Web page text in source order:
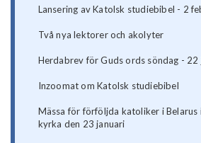
Lansering av Katolsk studiebibel - 2
Två nya lektorer och akolyter
Herdabrev för Guds ords söndag - 22
Inzoomat om Katolsk studiebibel
Mässa för förföljda katoliker i Belarus i
kyrka den 23 januari